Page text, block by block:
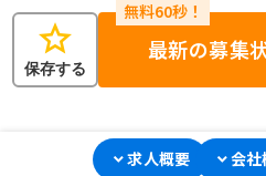
star
保存する
最新の募集
求人概要 会